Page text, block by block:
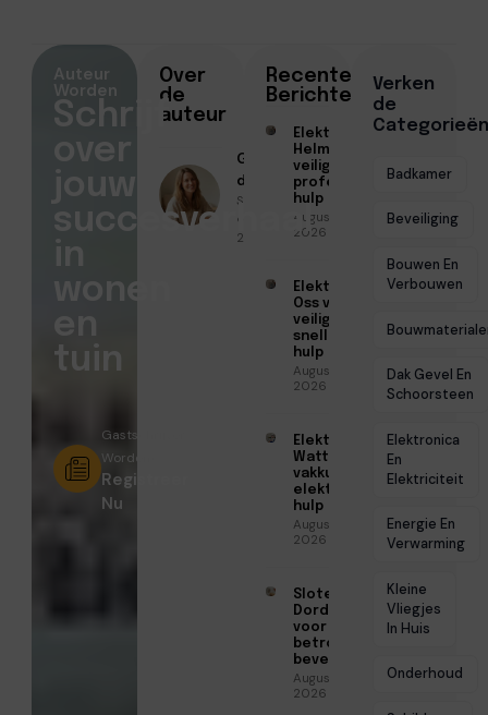
Over
de
auteur
Geschreven
door
Sofia Mendes
● April 20,
2026
Recente
Berichten
Elektricien
Helmond voor
veilige en
professionele
hulp
Augustus 6,
2026
Elektricien
Oss voor
veilige en
snelle
hulp
Augustus 6,
2026
Elektricien
Watt voor
vakkundige
elektrische
hulp
Augustus 5,
2026
Slotenmaker
Dordrecht
voor
betrouwbare
beveiliging
Augustus 3,
2026
Verken
de
Categorieën
Badkamer
Beveiliging
Bouwen En
Verbouwen
Dak Gevel En
Schoorsteen
Elektronica
En
Elektriciteit
Energie En
Verwarming
Kleine
Vliegjes
In Huis
Onderhoud
Auteur
Worden
Schrijf
over
jouw
succesverhaal
in
wonen
tuin
Gastschrijver
Worden?
Registreer
Nu